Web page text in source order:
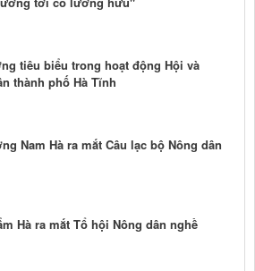
tiêu biểu trong hoạt động Hội và
thành phố Hà Tĩnh
Nam Hà ra mắt Câu lạc bộ Nông dân
Hà ra mắt Tổ hội Nông dân nghề